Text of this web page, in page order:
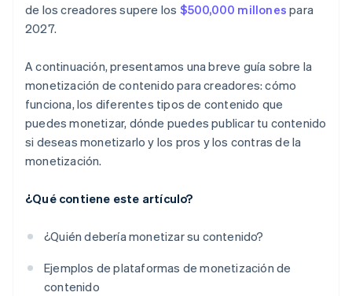
de los creadores supere los $500,000 millones para
2027.
A continuación, presentamos una breve guía sobre la
monetización de contenido para creadores: cómo
funciona, los diferentes tipos de contenido que
puedes monetizar, dónde puedes publicar tu contenido
si deseas monetizarlo y los pros y los contras de la
monetización.
¿Qué contiene este artículo?
¿Quién debería monetizar su contenido?
Ejemplos de plataformas de monetización de
contenido